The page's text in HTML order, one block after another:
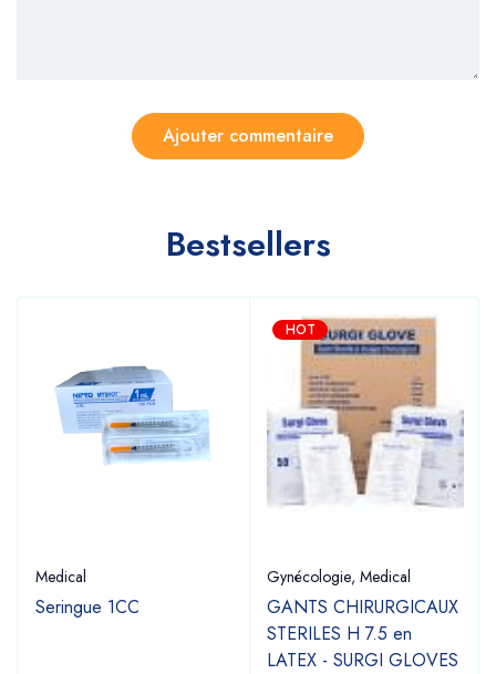
Bestsellers
Medical
Seringue 1CC
HOT
Gynécologie, Medical
GANTS CHIRURGICAUX
STERILES H 7.5 en
LATEX - SURGI GLOVES